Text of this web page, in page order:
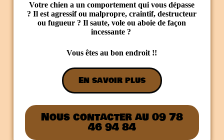
Votre chien a un comportement qui vous dépasse
? Il est agressif ou malpropre, craintif, destructeur
ou fugueur ? Il saute, vole ou aboie de façon
incessante ?
Vous êtes au bon endroit !!
En savoir plus
Nous contacter au 09 78
46 94 84